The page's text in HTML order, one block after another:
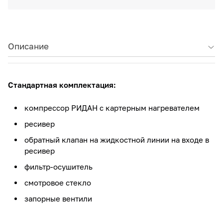
Описание
Стандартная комплектация:
компрессор РИДАН с картерным нагревателем
ресивер
обратный клапан на жидкостной линии на входе в
ресивер
фильтр-осушитель
смотровое стекло
запорные вентили